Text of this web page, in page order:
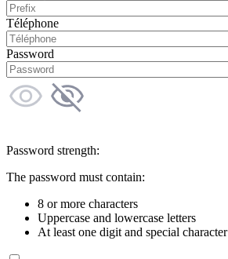
Téléphone
Password
Password strength:
The password must contain:
8 or more characters
Uppercase and lowercase letters
At least one digit and special character